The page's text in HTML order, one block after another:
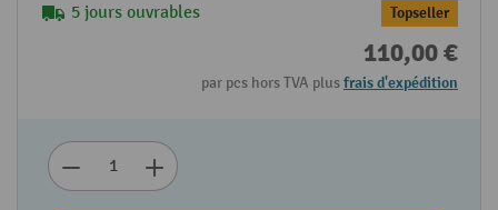
5 jours ouvrables Topseller
110,00 €
par pcs hors TVA plusfrais d'expédition